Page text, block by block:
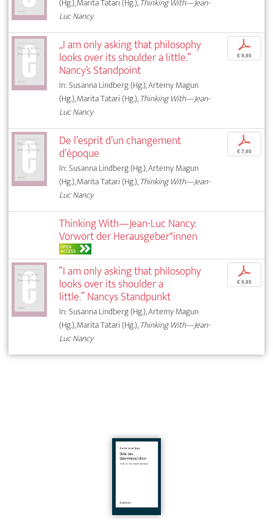
Luc Nancy
„I am only asking that philosophy
looks over its shoulder a little.“
Nancy’s Standpoint
In: Susanna Lindberg (Hg.), Artemy Magun
(Hg.), Marita Tatari (Hg.),Thinking With—Jean-
Luc Nancy
p
€ 9,95
De l’esprit d’un changement
d’époque
In: Susanna Lindberg (Hg.), Artemy Magun
(Hg.), Marita Tatari (Hg.),Thinking With—Jean-
Luc Nancy
p
€ 7,95
Thinking With—Jean-Luc Nancy:
Vorwort der Herausgeber*innen
OPEN
ACCESS
“I am only asking that philosophy
looks over its shoulder a
little.” Nancys Standpunkt
In: Susanna Lindberg (Hg.), Artemy Magun
(Hg.), Marita Tatari (Hg.),Thinking With—Jean-
Luc Nancy
p
€ 5,95